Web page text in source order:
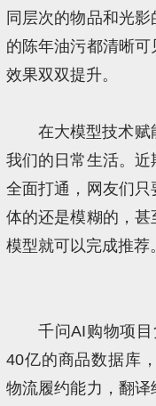
同层次的物品和光
的陈年油污都清晰
效果双双提升。
在大模型技术赋
我们的日常生活。
全面打通，网友们
体的还是模糊的，
模型就可以完成推荐
千问AI购物项
40亿的商品数据库
物流履约能力，翻